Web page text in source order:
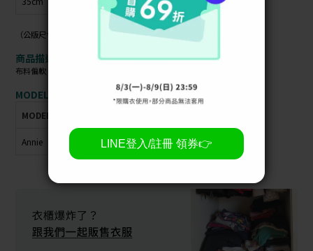
（公版尺寸指南可參考商品照）
商品描述：
布料偏軟 / 材質偏薄 / 布料無彈性 / 有墊肩
MODEL資訊：
MODEL
Annie 45kg 36cm 77cm 87cm